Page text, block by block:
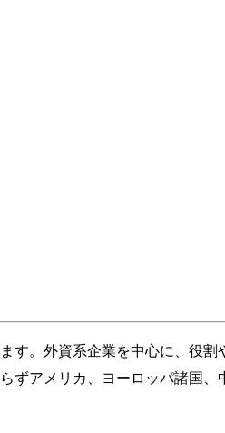
。外資系企業を中心に、役割
ずアメリカ、ヨーロッパ諸国、